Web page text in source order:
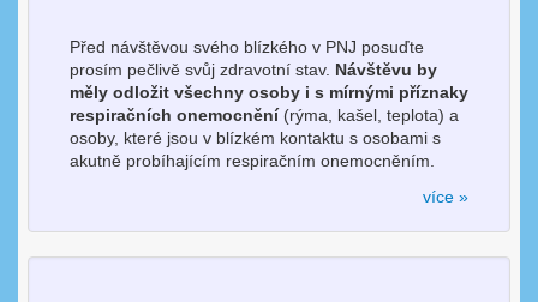
Před návštěvou svého blízkého v PNJ posuďte
prosím pečlivě svůj zdravotní stav. Návštěvu by
měly odložit všechny osoby i s mírnými příznaky
respiračních onemocnění(rýma, kašel, teplota) a
osoby, které jsou v blízkém kontaktu s osobami s
akutně probíhajícím respiračním onemocněním.
více »